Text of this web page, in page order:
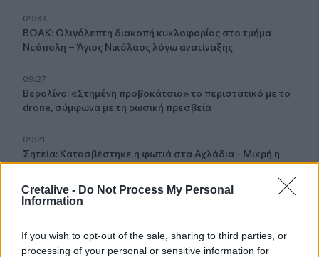
Cretalive - Do Not Process My Personal
Information
If you wish to opt-out of the sale, sharing to third parties, or
processing of your personal or sensitive information for
09:33
ΒΟΑΚ: Ολιγόλεπτη διακοπή κυκλοφορίας στο τμήμα
Νεάπολη – Άγιος Νικόλαος λόγω ανατίναξης
09:27
Βερολίνο: «Στημένη προβοκάτσια» το περιστατικό με το
drone, σύμφωνα με τη ρωσική πρεσβεία
09:21
Σητεία: Κατασβέστηκε η φωτιά στα Αχλάδια - Μικρή η
καμένη έκταση
09:14